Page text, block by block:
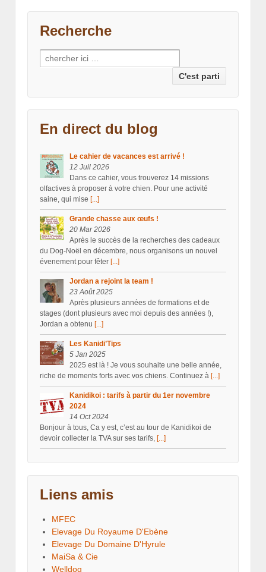
Recherche
Recherche pour:
En direct du blog
Le cahier de vacances est arrivé !
12 Juil 2026
Dans ce cahier, vous trouverez 14 missions
olfactives à proposer à votre chien. Pour une activité
saine, qui mise [...]
Grande chasse aux œufs !
20 Mar 2026
Après le succès de la recherches des cadeaux
du Dog-Noël en décembre, nous organisons un nouvel
évenement pour fêter [...]
Jordan a rejoint la team !
23 Août 2025
Après plusieurs années de formations et de
stages (dont plusieurs avec moi depuis des années !),
Jordan a obtenu [...]
Les Kanidi’Tips
5 Jan 2025
2025 est là ! Je vous souhaite une belle année,
riche de moments forts avec vos chiens. Continuez à [...]
Kanidikoi : tarifs à partir du 1er novembre
2024
14 Oct 2024
Bonjour à tous, Ca y est, c’est au tour de Kanidikoi de
devoir collecter la TVA sur ses tarifs, [...]
Liens amis
MFEC
Elevage Du Royaume D'Ebène
Elevage Du Domaine D'Hyrule
MaiSa & Cie
Welldog